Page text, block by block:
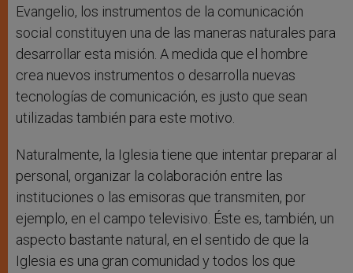
Evangelio, los instrumentos de la comunicación
social constituyen una de las maneras naturales para
desarrollar esta misión. A medida que el hombre
crea nuevos instrumentos o desarrolla nuevas
tecnologías de comunicación, es justo que sean
utilizadas también para este motivo.
Naturalmente, la Iglesia tiene que intentar preparar al
personal, organizar la colaboración entre las
instituciones o las emisoras que transmiten, por
ejemplo, en el campo televisivo. Éste es, también, un
aspecto bastante natural, en el sentido de que la
Iglesia es una gran comunidad y todos los que